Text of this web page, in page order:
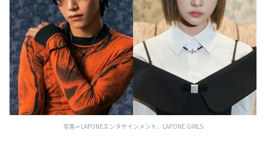
写真＝LAPONEエンタテインメント、LAPONE GIRLS